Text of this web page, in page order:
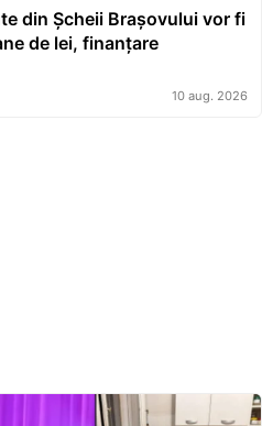
din Șcheii Brașovului vor fi
de lei, finanțare
10 aug. 2026